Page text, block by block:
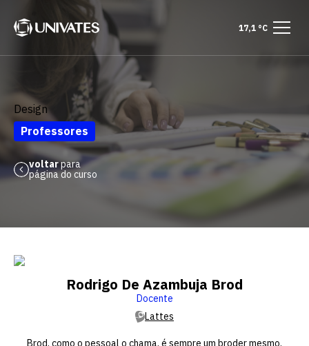
17,1 °C
Design
Professores
voltarpara
página do curso
Rodrigo De Azambuja Brod
Docente
Lattes
Brod, como o pessoal o chama, é sempre um broder mesmo,